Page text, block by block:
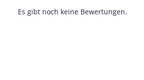
Es gibt noch keine Bewertungen.